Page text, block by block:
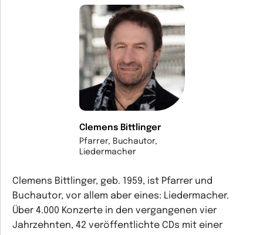
Clemens Bittlinger
Pfarrer, Buchautor,
Liedermacher
Clemens Bittlinger, geb. 1959, ist Pfarrer und
Buchautor, vor allem aber eines: Liedermacher.
Über 4.000 Konzerte in den vergangenen vier
Jahrzehnten, 42 veröffentlichte CDs mit einer